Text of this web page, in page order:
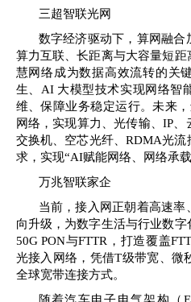
三超智联光网
数字经济驱动下，算网融合
算力互联、长距离与大容量短
慧网络成为数据高效流转的关
生、AI 大模型技术实现网络智
维、保障业务稳定运行。未来
网络，实现算力、光传输、IP、
交换机、空芯光纤、RDMA光
求，实现“AI赋能网络、网络承
万兆智联家企
当前，接入网正朝着高速
向升级，为数字生活与行业数
50G PON与FTTR，打造覆盖
光接入网络，凭借T级带宽、微
全球宽带连接方式。